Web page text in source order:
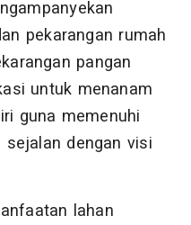
pekarangan rumah
pangan
untuk menanam
guna memenuhi
dengan visi
lahan